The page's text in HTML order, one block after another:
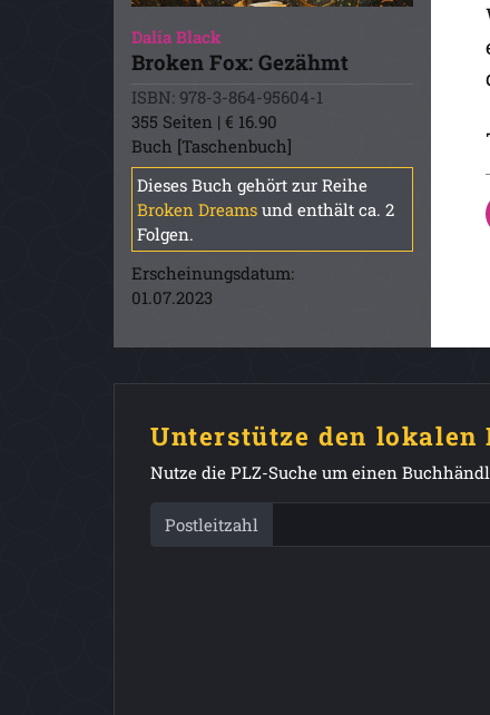
Dalia Black
Broken Fox: Gezähmt
ISBN: 978-3-864-95604-1
355 Seiten | € 16.90
Buch [Taschenbuch]
Dieses Buch gehört zur Reihe
Broken Dreams und enthält ca. 2
Folgen.
Erscheinungsdatum:
01.07.2023
Unterstütze den lokalen
Nutze die PLZ-Suche um einen
Postleitzahl